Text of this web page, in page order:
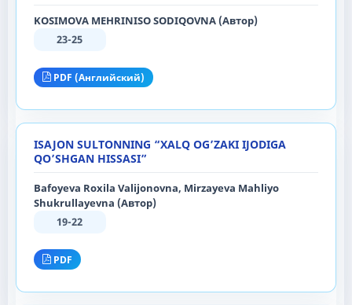
KOSIMOVA MEHRINISO SODIQOVNA (Автор)
23-25
PDF (Английский)
ISAJON SULTONNING “XALQ OG’ZAKI IJODIGA
QO’SHGAN HISSASI”
Bafoyeva Roxila Valijonovna, Mirzayeva Mahliyo
Shukrullayevna (Автор)
19-22
PDF